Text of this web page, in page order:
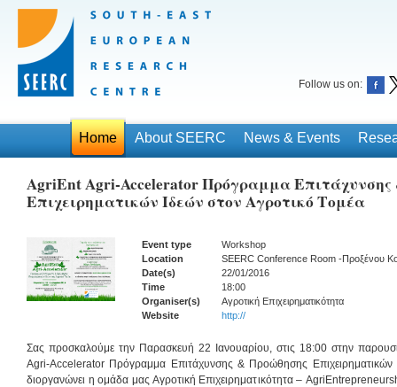
Follow us on:
Home About SEERC News & Events
AgriEnt Agri-Accelerator Πρόγραμμα Επιτάχυνσης
Επιχειρηματικών Ιδεών στον Αγροτικό Τομέα
Event type
Workshop
Location
SEERC Conference Room -Προξένου
Date(s)
22/01/2016
Time
18:00
Organiser(s)
Αγροτική Επιχειρηματικότητα
Website
http://
Σας προσκαλούμε την Παρασκευή 22 Ιανουαρίου, στις 18:00 στην
Agri-Accelerator Πρόγραμμα Επιτάχυνσης & Προώθησης Επιχειρηματικών
διοργανώνει η ομάδα μας Αγροτική Επιχειρηματικότητα –